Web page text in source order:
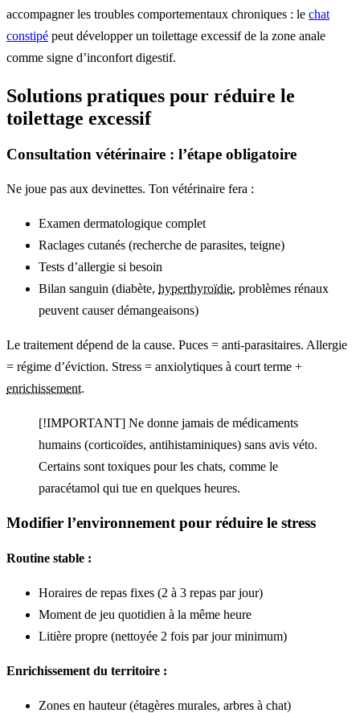
accompagner les troubles comportementaux chroniques : le chat
constipé peut développer un toilettage excessif de la zone anale
comme signe d’inconfort digestif.
Solutions pratiques pour réduire le
toilettage excessif
Consultation vétérinaire : l’étape obligatoire
Ne joue pas aux devinettes. Ton vétérinaire fera :
Examen dermatologique complet
Raclages cutanés (recherche de parasites, teigne)
Tests d’allergie si besoin
Bilan sanguin (diabète, hyperthyroïdie, problèmes rénaux
peuvent causer démangeaisons)
Le traitement dépend de la cause. Puces = anti-parasitaires. Allergie
= régime d’éviction. Stress = anxiolytiques à court terme +
enrichissement.
[!IMPORTANT] Ne donne jamais de médicaments
humains (corticoïdes, antihistaminiques) sans avis véto.
Certains sont toxiques pour les chats, comme le
paracétamol qui tue en quelques heures.
Modifier l’environnement pour réduire le stress
Routine stable :
Horaires de repas fixes (2 à 3 repas par jour)
Moment de jeu quotidien à la même heure
Litière propre (nettoyée 2 fois par jour minimum)
Enrichissement du territoire :
Zones en hauteur (étagères murales, arbres à chat)